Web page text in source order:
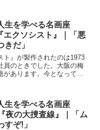
占しましたが(作品賞・監督
ミュー...
生を学べる名画座
エクソシスト』｜「悪
きだ」
ト』が製作されたのは1973
員のときでした。大阪の梅
があります。今となっては
それまでなかった。だか
り「恐怖」...
生を学べる名画座
夜の大捜査線』｜「ム
すぞ!」